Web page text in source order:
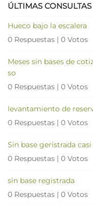
ÚLTIMAS CONSULTAS
Hueco bajo la escalera
0 Respuestas | 0 Votos
Meses sin bases de
so
0 Respuestas | 0 Votos
levantamiento de
0 Respuestas | 0 Votos
Sin base geristrada
0 Respuestas | 0 Votos
sin base registrada
0 Respuestas | 0 Votos